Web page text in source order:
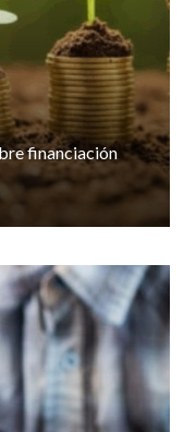
financiación